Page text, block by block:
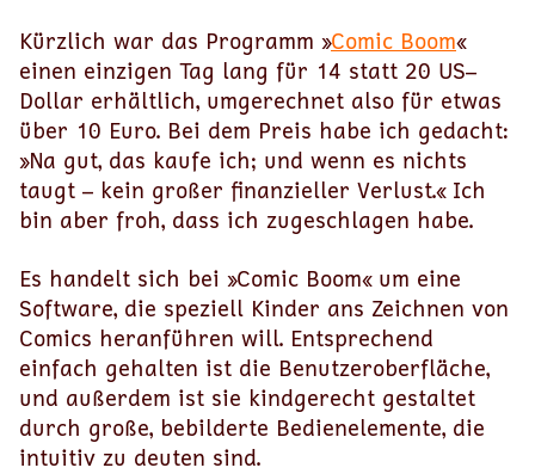
Kürzlich war das Programm »Comic Boom«
einen einzigen Tag lang für 14 statt 20 US–
Dollar erhältlich, umgerechnet also für etwas
über 10 Euro. Bei dem Preis habe ich gedacht:
»Na gut, das kaufe ich; und wenn es nichts
taugt – kein großer finanzieller Verlust.« Ich
bin aber froh, dass ich zugeschlagen habe.
Es handelt sich bei »Comic Boom« um eine
Software, die speziell Kinder ans Zeichnen von
Comics heranführen will. Entsprechend
einfach gehalten ist die Benutzeroberfläche,
und außerdem ist sie kindgerecht gestaltet
durch große, bebilderte Bedienelemente, die
intuitiv zu deuten sind.